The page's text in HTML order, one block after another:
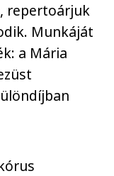
repertoárjuk
Munkáját
a Mária